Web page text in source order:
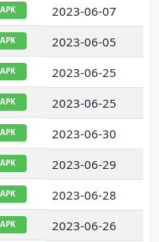
APK
2023-06-07
APK
2023-06-05
APK
2023-06-25
APK
2023-06-25
APK
2023-06-30
APK
2023-06-29
APK
2023-06-28
APK
2023-06-26